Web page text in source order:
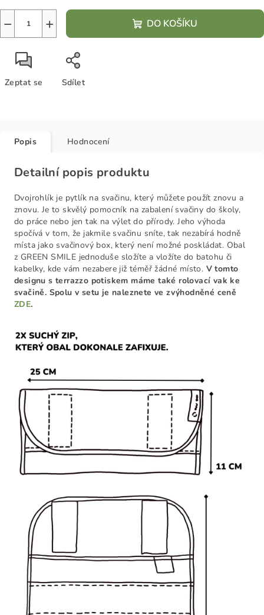
+
− DO KOŠÍKU
Zeptat se Sdílet
Popis Hodnocení
Detailní popis produktu
Dvojrohlík je pytlík na svačinu, který můžete použít znovu a
znovu. Je to skvělý pomocník na zabalení svačiny do školy,
do práce nebo jen tak na výlet do přírody. Jeho výhoda
spočívá v tom, že jakmile svačinu sníte, tak nezabírá hodně
místa jako svačinový box, který není možné poskládat. Obal
z GREEN SMILE jednoduše složíte a vložíte do batohu či
kabelky, kde vám nezabere již téměř žádné místo. V tomto
designu s terrazzo potiskem máme také rolovací vak ke
svačině. Spolu v setu je naleznete ve zvýhodněné ceně
ZDE.